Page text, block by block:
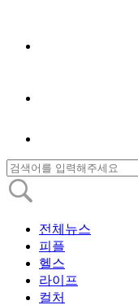
전체뉴스
피플
헬스
라이프
컬처